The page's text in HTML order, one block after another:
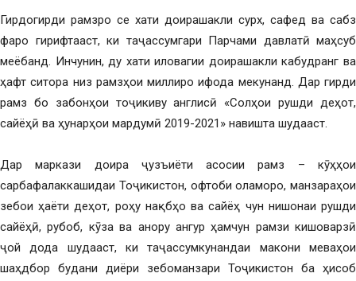
Гирдогирди рамзро се хати доирашакли сурх, сафед ва сабз
фаро гирифтааст, ки таҷассумгари Парчами давлатӣ маҳсуб
меёбанд. Инчунин, ду хати иловагии доирашакли кабудранг ва
ҳафт ситора низ рамзҳои миллиро ифода мекунанд. Дар гирди
рамз бо забонҳои тоҷикиву англисӣ «Солҳои рушди деҳот,
сайёҳӣ ва ҳунарҳои мардумӣ 2019-2021» навишта шудааст.
Дар маркази доира ҷузъиёти асосии рамз – кӯҳҳои
сарбафалаккашидаи Тоҷикистон, офтоби оламоро, манзараҳои
зебои ҳаёти деҳот, роҳу нақбҳо ва сайёҳ чун нишонаи рушди
сайёҳӣ, рубоб, кӯза ва анору ангур ҳамчун рамзи кишоварзӣ
ҷой дода шудааст, ки таҷассумкунандаи макони меваҳои
шаҳдбор будани диёри зебоманзари Тоҷикистон ба ҳисоб